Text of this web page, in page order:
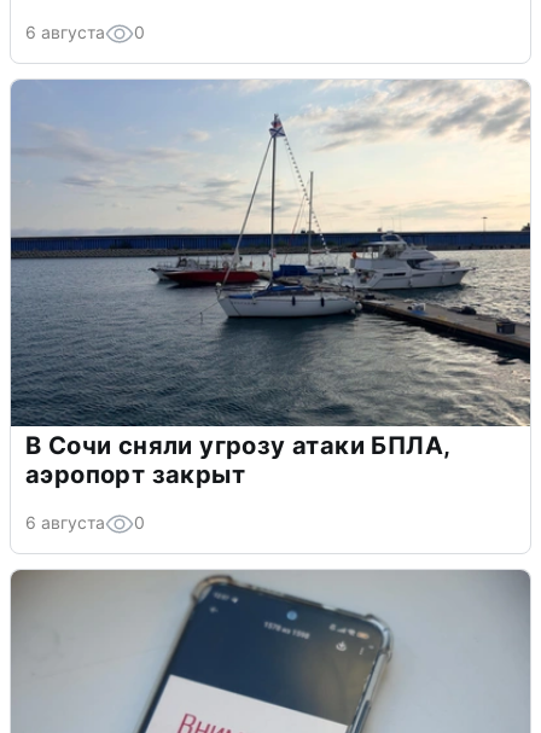
6 августа 0
В Сочи сняли угрозу атаки БПЛА,
аэропорт закрыт
6 августа 0